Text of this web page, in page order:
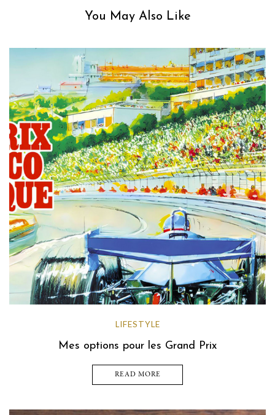
You May Also Like
LIFESTYLE
Mes options pour les Grand Prix
READ MORE